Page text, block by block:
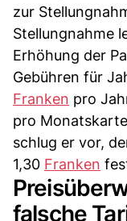
zur
Stellungnahme
Erhöhung der
Gebühren für
Franken pro
pro
schlug er vor,
1,30 Franken
falsche